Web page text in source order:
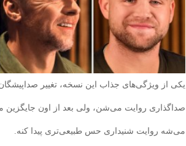
یکی از ویژگی‌های جذاب این نسخه، تغییر
صداگذاری روایت می‌شن، ولی بعد از اون
می‌شه روایت شنیداری حس طبیعی‌تری پیدا کنه.